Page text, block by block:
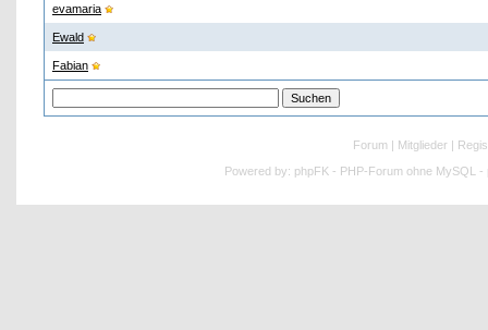
evamaria
Ewald
Fabian
Forum | Mitglieder |
Powered by: phpFK - PHP-Forum ohne MySQL -